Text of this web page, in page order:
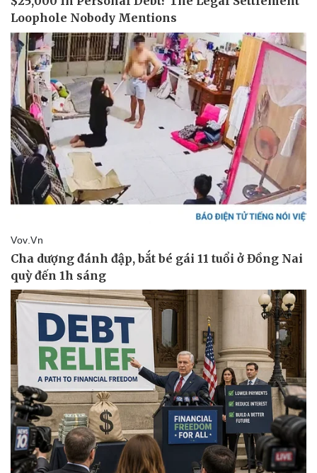
Văn hóa
Sân khấu - Điện ảnh
Văn học
Giải trí
Nghệ sĩ
Thời trang